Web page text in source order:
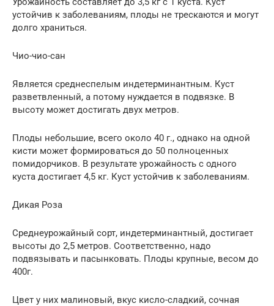
устойчив к заболеваниям, плоды не трескаются и могут
долго храниться.
Чио-чио-сан
Является среднеспелым индетерминантным. Куст
разветвленный, а потому нуждается в подвязке. В
высоту может достигать двух метров.
Плоды небольшие, всего около 40 г., однако на одной
кисти может формироваться до 50 полноценных
помидорчиков. В результате урожайность с одного
куста достигает 4,5 кг. Куст устойчив к заболеваниям.
Дикая Роза
Среднеурожайный сорт, индетерминантный, достигает
высоты до 2,5 метров. Соответственно, надо
подвязывать и пасынковать. Плоды крупные, весом до
400г.
Цвет у них малиновый, вкус кисло-сладкий, сочная